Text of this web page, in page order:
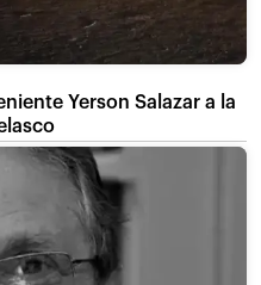
Yerson Salazar a la